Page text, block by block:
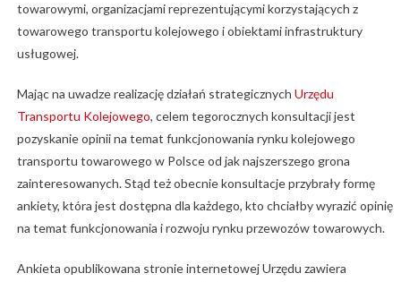
towarowymi, organizacjami reprezentującymi korzystających z
towarowego transportu kolejowego i obiektami infrastruktury
usługowej.
Mając na uwadze realizację działań strategicznych Urzędu
Transportu Kolejowego, celem tegorocznych konsultacji jest
pozyskanie opinii na temat funkcjonowania rynku kolejowego
transportu towarowego w Polsce od jak najszerszego grona
zainteresowanych. Stąd też obecnie konsultacje przybrały formę
ankiety, która jest dostępna dla każdego, kto chciałby wyrazić opinię
na temat funkcjonowania i rozwoju rynku przewozów towarowych.
Ankieta opublikowana stronie internetowej Urzędu zawiera